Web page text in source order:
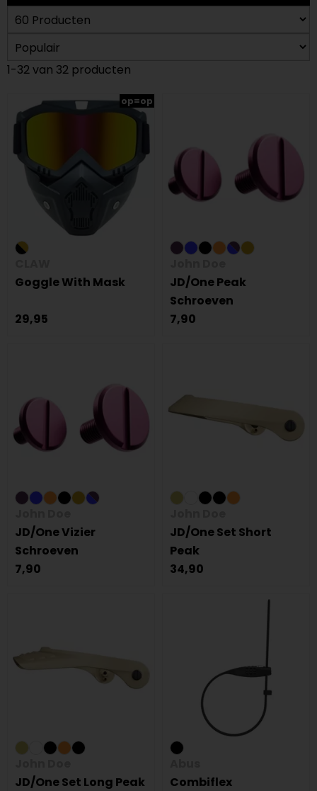
1-32 van 32 producten
op=op
Goggle With Mask
29,95
JD/One Peak
Schroeven
7,90
JD/One Vizier
Schroeven
7,90
JD/One Set Short
Peak
34,90
JD/One Set Long Peak
Combiflex